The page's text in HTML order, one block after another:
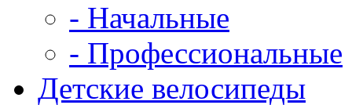
- Начальные
- Профессиональные
Детские велосипеды